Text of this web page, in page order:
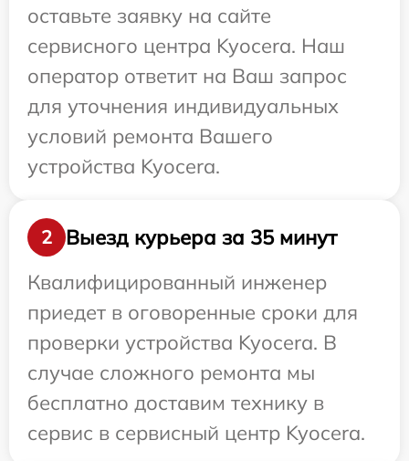
оставьте заявку на сайте
сервисного центра Kyocera. Наш
оператор ответит на Ваш запрос
для уточнения индивидуальных
условий ремонта Вашего
устройства Kyocera.
2
Выезд курьера за 35 минут
Квалифицированный инженер
приедет в оговоренные сроки для
проверки устройства Kyocera. В
случае сложного ремонта мы
бесплатно доставим технику в
сервис в сервисный центр Kyocera.